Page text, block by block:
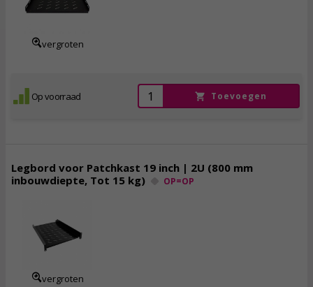
vergroten
Op voorraad Toevoegen
Legbord voor Patchkast 19 inch | 2U (800 mm
inbouwdiepte, Tot 15 kg)
OP=OP
vergroten